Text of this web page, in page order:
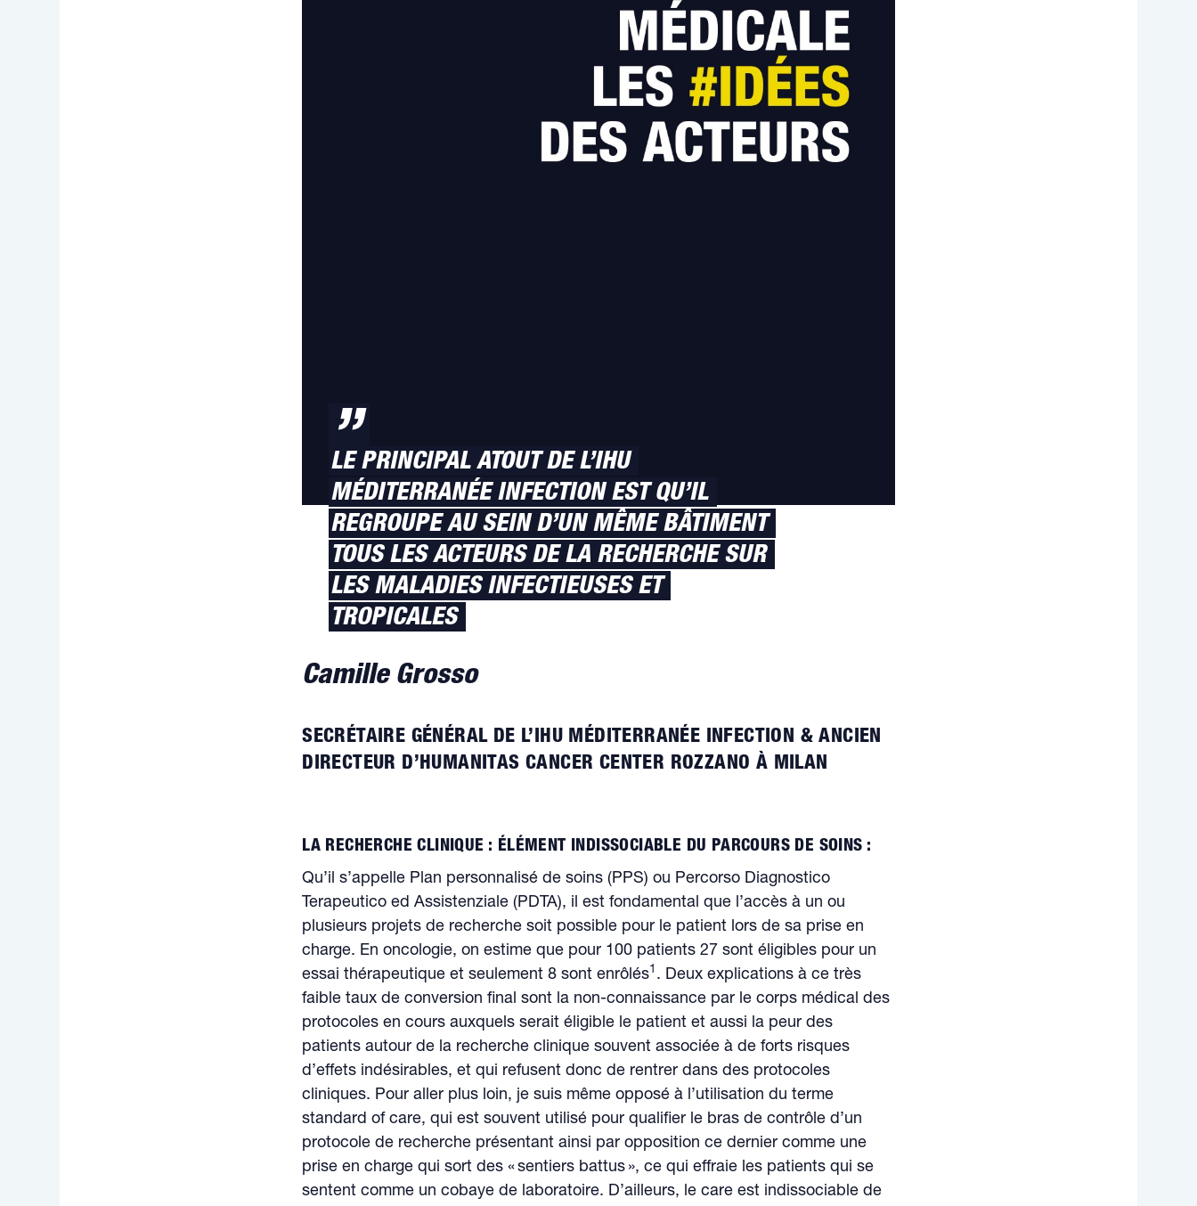
”
LE PRINCIPAL ATOUT DE L’IHU
MÉDITERRANÉE INFECTION EST QU’IL
REGROUPE AU SEIN D’UN MÊME BÂTIMENT
TOUS LES ACTEURS DE LA RECHERCHE SUR
LES MALADIES INFECTIEUSES ET
TROPICALES
Camille Grosso
SECRÉTAIRE GÉNÉRAL DE L’IHU MÉDITERRANÉE INFECTION & ANCIEN
DIRECTEUR D’HUMANITAS CANCER CENTER ROZZANO À MILAN
LA RECHERCHE CLINIQUE : ÉLÉMENT INDISSOCIABLE DU PARCOURS DE SOINS :
Qu’il s’appelle Plan personnalisé de soins (PPS) ou Percorso Diagnostico
Terapeutico ed Assistenziale (PDTA), il est fondamental que l’accès à un ou
plusieurs projets de recherche soit possible pour le patient lors de sa prise en
charge. En oncologie, on estime que pour 100 patients 27 sont éligibles pour un
essai thérapeutique et seulement 8 sont enrôlés1 . Deux explications à ce très
faible taux de conversion final sont la non-connaissance par le corps médical des
protocoles en cours auxquels serait éligible le patient et aussi la peur des
patients autour de la recherche clinique souvent associée à de forts risques
d’effets indésirables, et qui refusent donc de rentrer dans des protocoles
cliniques. Pour aller plus loin, je suis même opposé à l’utilisation du terme
standard of care, qui est souvent utilisé pour qualifier le bras de contrôle d’un
protocole de recherche présentant ainsi par opposition ce dernier comme une
prise en charge qui sort des « sentiers battus », ce qui effraie les patients qui se
sentent comme un cobaye de laboratoire. D’ailleurs, le care est indissociable de